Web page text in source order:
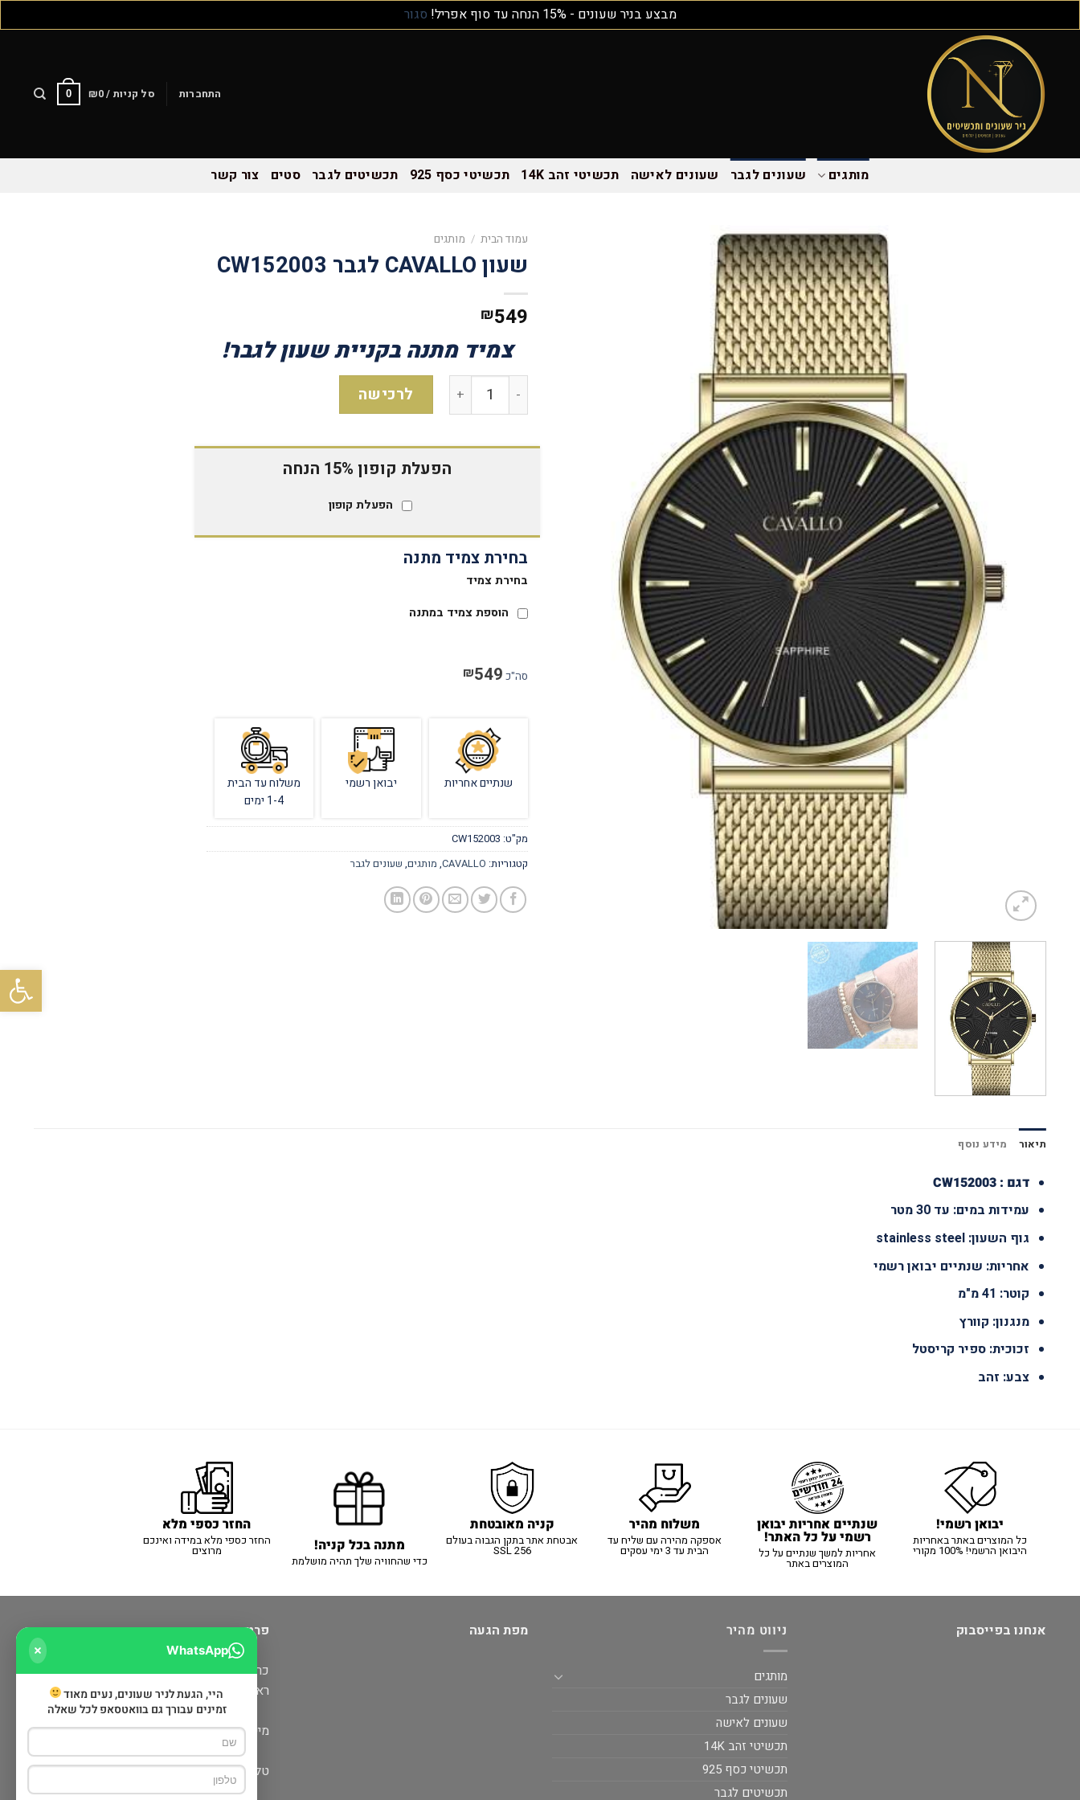
פתח
מבצע בניר שעונים - 15% הנחה עד סוף אפריל! סגור
התחברות סל קניות / ₪0
0
מותגים שעונים לגבר שעונים לאישה תכשיטי זהב 14K תכשיטי כסף 925 תכשיטים לגבר סטים צור קשר
עמוד הבית / מותגים
שעון CAVALLO לגבר CW152003
₪549
צמיד מתנה בקניית שעון לגבר!
לרכישה
הפעלת קופון 15% הנחה
הפעלת קופון
בחירת צמיד מתנה
בחירת צמיד
הוספת צמיד במתנה
סה"כ ₪549
שנתיים אחריות יבואן רשמי
משלוח עד הבית
1-4 ימים
מק"ט: CW152003
קטגוריות: CAVALLO
, מותגים, שעונים לגבר
תיאור מידע נוסף
דגם : CW152003
עמידות במים: עד 30 מטר
גוף השעון: stainless steel
אחריות: שנתיים יבואן רשמי
קוטר: 41 מ"מ
מנגנון: קוורץ
זכוכית: ספיר קריסטל
צבע: זהב
יבואן רשמי!
כל המוצרים באתר באחריות
היבואן הרשמי! 100% מקורי
שנתיים אחריות יבואן
רשמי על כל האתר!
אחריות למשך שנתיים על כל
המוצרים באתר
משלוח מהיר
אספקה מהירה עם שליח עד
הבית עד 3 ימי עסקים
קניה מאובטחת
אבטחת אתר בתקן הגבוה בעולם
SSL 256 מתנה בכל קניה!
כדי שהחוויה שלך תהיה מושלמת
החזר כספי מלא
החזר כספי מלא במידה ואינכם
מרוצים
אנחנו בפייסבוק ניווט מהיר
מותגים
שעונים לגבר
שעונים לאישה
תכשיטי זהב 14K
תכשיטי כסף 925
תכשיטים לגבר
מפת הגעה פרטי יצירת קשר
כרמיאל: מעלה כמון 5 קניון חוצות
ראש פינה: דרך הגליל 6 (מתחם שופינה)
מייל:nirwatch@gmail.com
טלפון: 052-679-0113
WhatsApp
היי, הגעת לניר שעונים, נעים מאוד
זמינים עבורך גם בוואטסאפ לכל שאלה